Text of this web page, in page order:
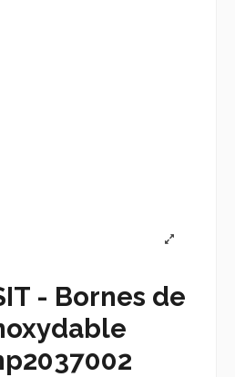
- Bornes de